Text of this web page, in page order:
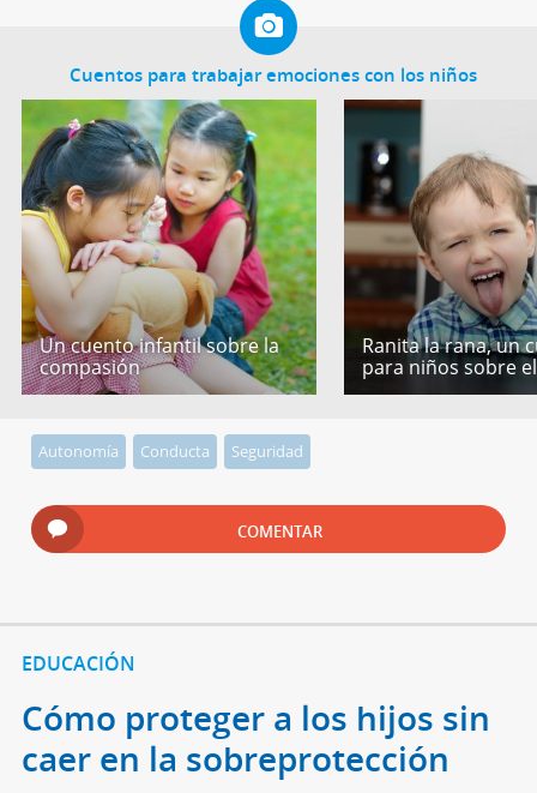
Cuentos para trabajar emociones con los niños
Un cuento infantil sobre la
compasión
Ranita la rana, un
para niños sobre
Autonomía Conducta Seguridad
COMENTAR
EDUCACIÓN
Cómo proteger a los hijos sin
caer en la sobreprotección